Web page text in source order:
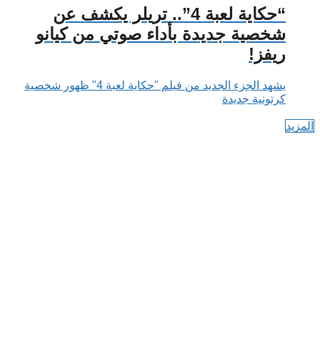
“حكاية لعبة 4”.. تريلر يكشف عن
شخصية جديدة بأداء صوتي من كيانو
ريفز!
يشهد الجزء الجديد من فيلم "حكاية لعبة 4" ظهور شخصية
كرتونية جديدة
المزيد